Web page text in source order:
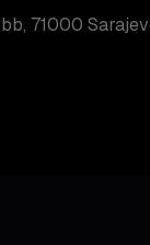
71000